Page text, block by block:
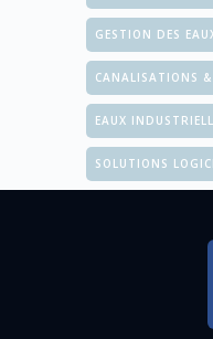
GESTION DES
CANALISATIONS &
EAUX
SOLUTIONS